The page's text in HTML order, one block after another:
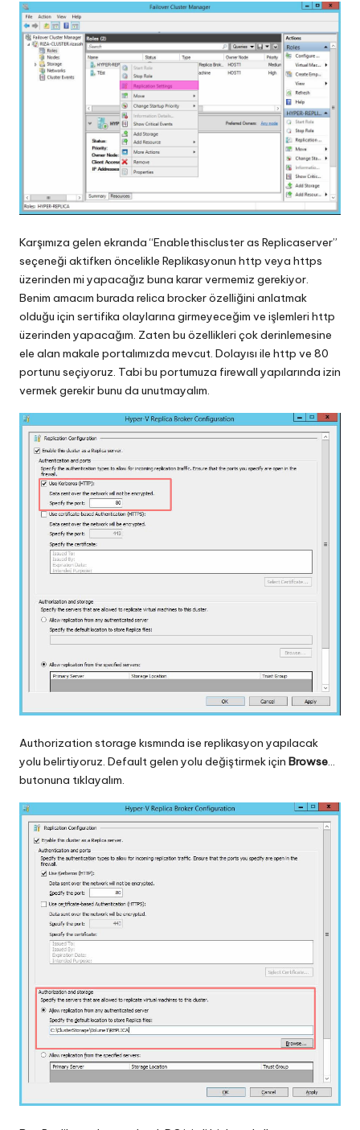
Karşımıza gelen ekranda “Enablethiscluster as Replicaserver”
seçeneği aktifken öncelikle Replikasyonun http veya https
üzerinden mi yapacağız buna karar vermemiz gerekiyor.
Benim amacım burada relica brocker özelliğini anlatmak
olduğu için sertifika olaylarına girmeyeceğim ve işlemleri http
üzerinden yapacağım. Zaten bu özellikleri çok derinlemesine
ele alan makale portalımızda mevcut. Dolayısı ile http ve 80
portunu seçiyoruz. Tabi bu portumuza firewall yapılarında izin
vermek gerekir bunu da unutmayalım.
Authorization storage kısmında ise replikasyon yapılacak
yolu belirtiyoruz. Default gelen yolu değiştirmek için Browse…
butonuna tıklayalım.